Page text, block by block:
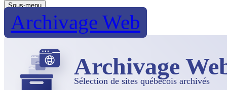
Sous-menu
Archivage Web
Archivage
Sélection de sites québécois archivés